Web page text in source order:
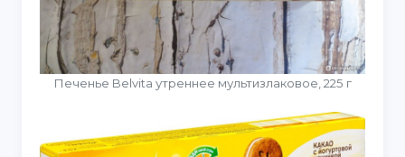
Печенье Belvita утреннее мультизлаковое, 225 г